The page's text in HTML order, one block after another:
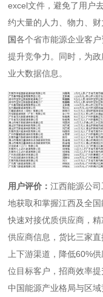
excel文件，避免了用户
约大量的人力、物力、
国各个省市能源企业客
提升竞争力。同时，为
业大数据信息。
用户评价：江西能源公
地获取和掌握江西及全
快速对接优质供应商，
供应商信息，货比三家
上下游渠道，降低60%
位目标客户，招商效率
中国能源产业格局与区域